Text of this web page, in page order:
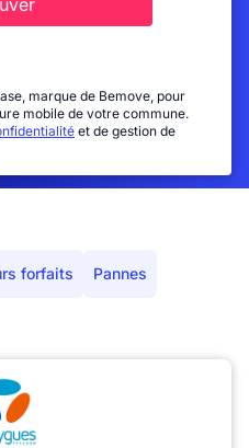
marque de Bemove, pour
mobile de votre commune.
et de gestion de
forfaits Pannes